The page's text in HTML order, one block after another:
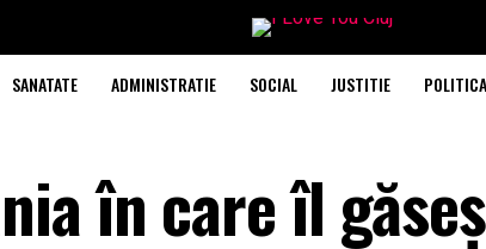
SANATATE ADMINISTRATIE SOCIAL JUSTITIE POLITICA
în care îl